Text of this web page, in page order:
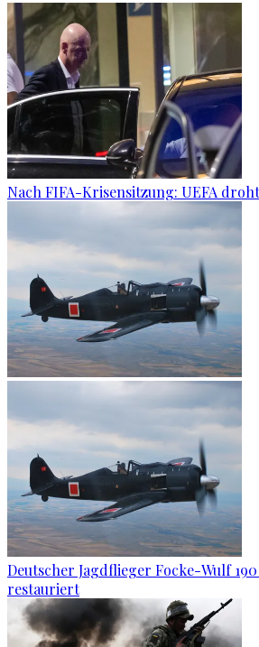
Nach FIFA-Krisensitzung: UEFA
Deutscher Jagdflieger Focke-Wulf
restauriert